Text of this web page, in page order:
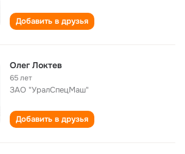
Добавить в друзья
Олег Локтев
65 лет
ЗАО "УралСпецМаш"
Добавить в друзья